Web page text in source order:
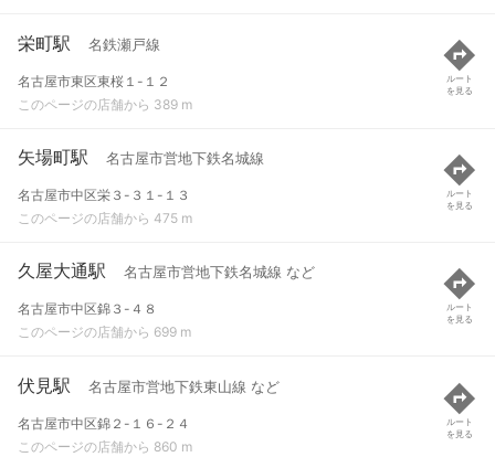
栄町駅 名鉄瀬戸線
名古屋市東区東桜１-１２
このページの店舗から 389 m
ルート
を見る
矢場町駅 名古屋市営地下鉄名城線
名古屋市中区栄３-３１-１３
このページの店舗から 475 m
ルート
を見る
久屋大通駅 名古屋市営地下鉄名城線 など
名古屋市中区錦３-４８
このページの店舗から 699 m
ルート
を見る
伏見駅 名古屋市営地下鉄東山線 など
名古屋市中区錦２-１６-２４
このページの店舗から 860 m
ルート
を見る